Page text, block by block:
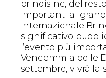
brindisino, del
importanti ai
internazionale
significativo
l’evento più
Vendemmia delle
settembre, vivrà la